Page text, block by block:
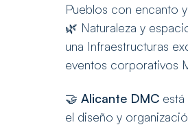
Pueblos con encanto
🌿 Naturaleza y
una Infraestructuras
eventos corporativos
🤝 Alicante DMC
el diseño y